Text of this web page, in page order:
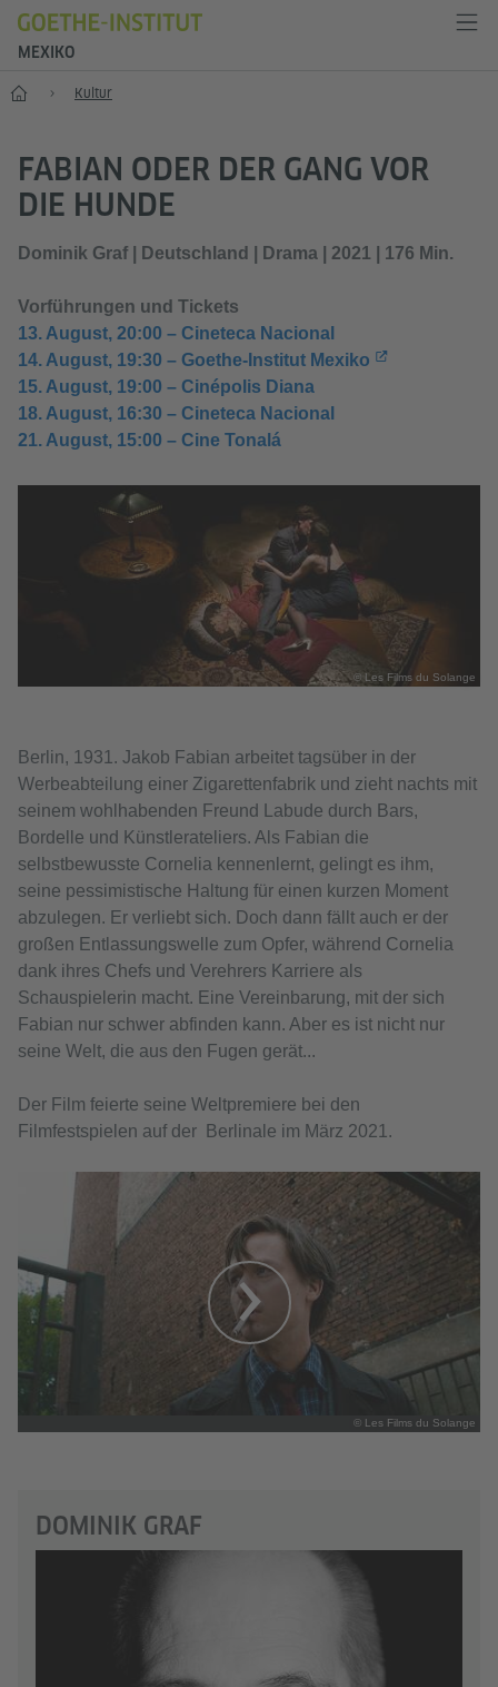
MEXIKO
Start Kultur
FABIAN ODER DER GANG VOR
DIE HUNDE
Dominik Graf | Deutschland | Drama | 2021 | 176 Min.
Vorführungen und Tickets
13. August, 20:00 – Cineteca Nacional
14. August, 19:30 – Goethe-Institut Mexiko
15. August, 19:00 – Cinépolis Diana
18. August, 16:30 – Cineteca Nacional
21. August, 15:00 – Cine Tonalá
© Les Films du Solange
Berlin, 1931. Jakob Fabian arbeitet tagsüber in der
Werbeabteilung einer Zigarettenfabrik und zieht nachts mit
seinem wohlhabenden Freund Labude durch Bars,
Bordelle und Künstlerateliers. Als Fabian die
selbstbewusste Cornelia kennenlernt, gelingt es ihm,
seine pessimistische Haltung für einen kurzen Moment
abzulegen. Er verliebt sich. Doch dann fällt auch er der
großen Entlassungswelle zum Opfer, während Cornelia
dank ihres Chefs und Verehrers Karriere als
Schauspielerin macht. Eine Vereinbarung, mit der sich
Fabian nur schwer abfinden kann. Aber es ist nicht nur
seine Welt, die aus den Fugen gerät...
Der Film feierte seine Weltpremiere bei den
Filmfestspielen auf der Berlinale im März 2021.
© Les Films du Solange
DOMINIK GRAF